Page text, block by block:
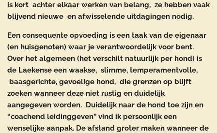
is kort achter elkaar werken van belang, ze hebben vaak
blijvend nieuwe en afwisselende uitdagingen nodig.
Een consequente opvoeding is een taak van de eigenaar
(en huisgenoten) waar je verantwoordelijk voor bent.
Over het algemeen (het verschilt natuurlijk per hond) is
de Laekense een waakse, slimme, temperamentvolle,
baasgerichte, gevoelige hond, die grenzen op blijft
zoeken wanneer deze niet rustig en duidelijk
aangegeven worden. Duidelijk naar de hond toe zijn en
“coachend leidinggeven” vind ik persoonlijk een
wenselijke aanpak. De afstand groter maken wanneer de